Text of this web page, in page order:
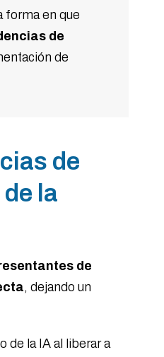
forma en que
de
de
de
la
de
, dejando un
de la IA al liberar a